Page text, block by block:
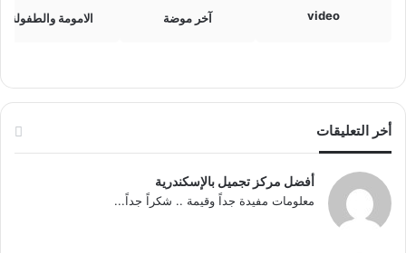
video آخر موضة الامومة والطفولة
أخر التعليقات
أفضل مركز تجميل بالإسكندرية
معلومات مفيدة جداً وقيمة .. شكراً جداً...